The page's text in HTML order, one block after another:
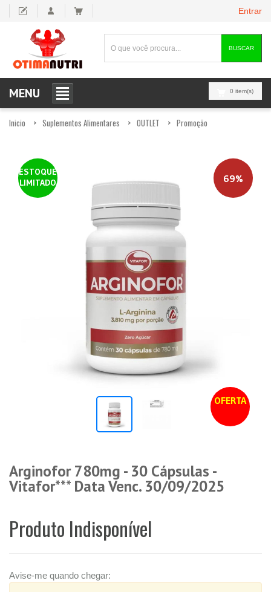
Entrar
BUSCAR
0 item(s)
MENU
Inicio Suplementos Alimentares OUTLET Promoção
69%
OFERTA
ESTOQUE
LIMITADO
Arginofor 780mg - 30 Cápsulas -
Vitafor*** Data Venc. 30/09/2025
Produto Indisponível
Avise-me quando chegar: